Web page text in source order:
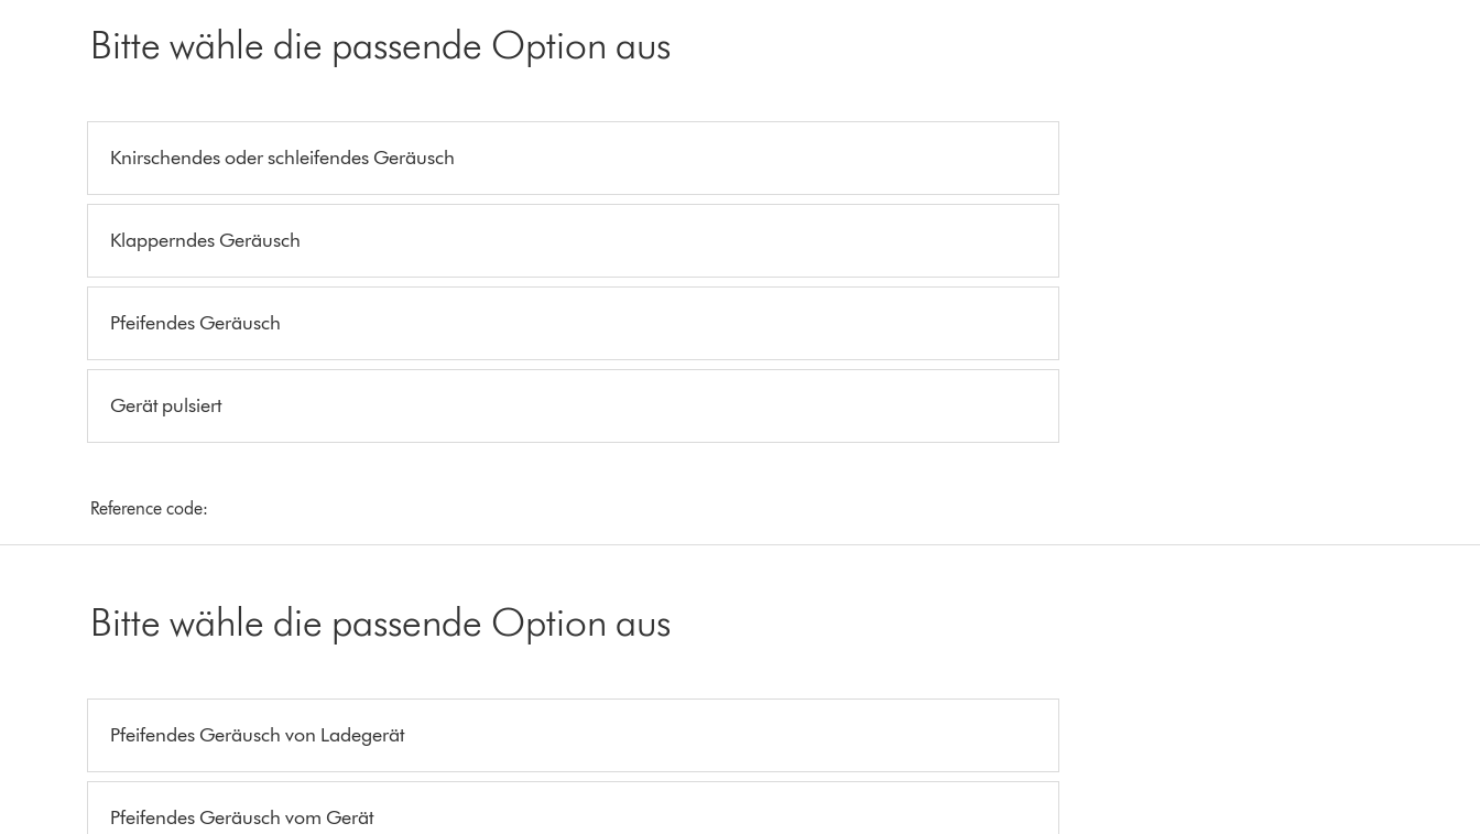
Bitte wähle die passende Option aus
Knirschendes oder schleifendes Geräusch
Klapperndes Geräusch
Pfeifendes Geräusch
Gerät pulsiert
Reference code:
Bitte wähle die passende Option aus
Pfeifendes Geräusch von Ladegerät
Pfeifendes Geräusch vom Gerät